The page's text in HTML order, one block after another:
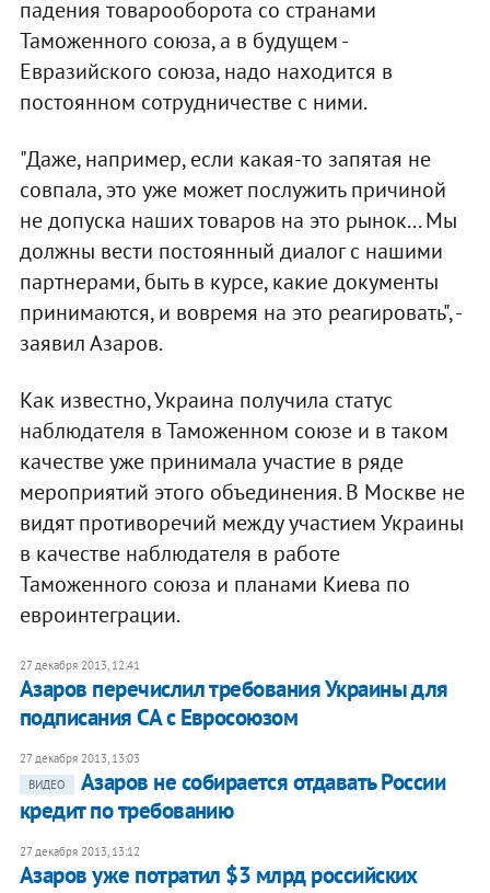
падения товарооборота со странами
Таможенного союза, а в будущем -
Евразийского союза, надо находится в
постоянном сотрудничестве с ними.
"Даже, например, если какая-то запятая не
совпала, это уже может послужить причиной
не допуска наших товаров на это рынок... Мы
должны вести постоянный диалог с нашими
партнерами, быть в курсе, какие документы
принимаются, и вовремя на это реагировать", -
заявил Азаров.
Как известно, Украина получила статус
наблюдателя в Таможенном союзе и в таком
качестве уже принимала участие в ряде
мероприятий этого объединения. В Москве не
видят противоречий между участием Украины
в качестве наблюдателя в работе
Таможенного союза и планами Киева по
евроинтеграции.
27 декабря 2013, 12:41
Азаров перечислил требования Украины для
подписания СА с Евросоюзом
27 декабря 2013, 13:03
ВИДЕО
Азаров не собирается отдавать России
кредит по требованию
27 декабря 2013, 13:12
Азаров уже потратил $3 млрд российских